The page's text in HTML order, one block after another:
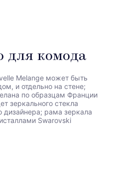
для комода
Melange может быть
и отдельно на стене;
по образцам Франции
зеркального стекла
дизайнера; рама зеркала
Swarovski